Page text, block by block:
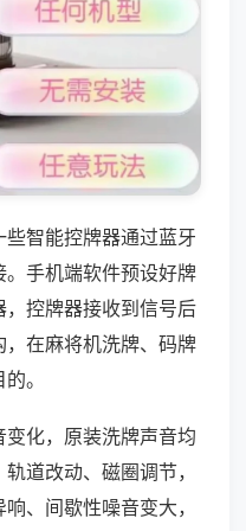
智能控牌器通过蓝牙
手机端软件预设好牌
控牌器接收到信号后
在麻将机洗牌、码牌
。
化，原装洗牌声音均
道改动、磁圈调节，
、间歇性噪音变大，